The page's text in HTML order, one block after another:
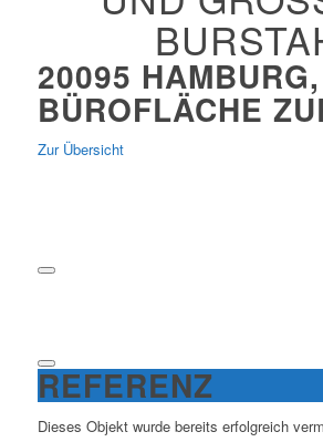
RSTAH
20095 HAMBURG,
BÜROFLÄCHE
Zur Übersicht
REFERENZ
Dieses Objekt wurde bereits erfolgreich